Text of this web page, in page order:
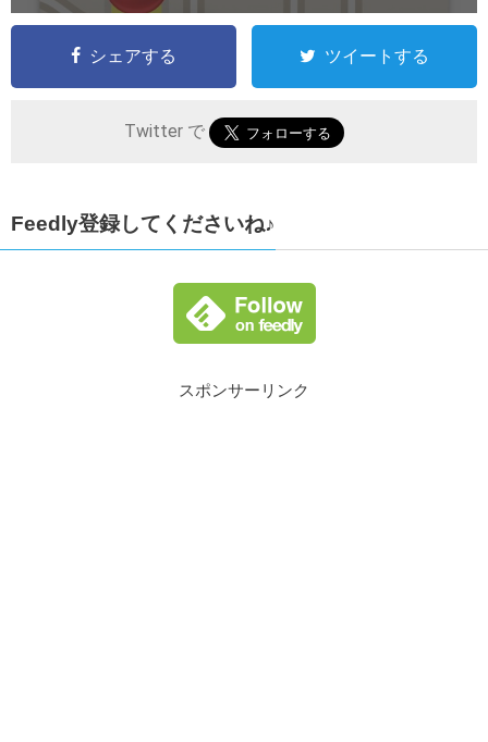
シェアする ツイートする
Twitter で
Feedly登録してくださいね♪
スポンサーリンク